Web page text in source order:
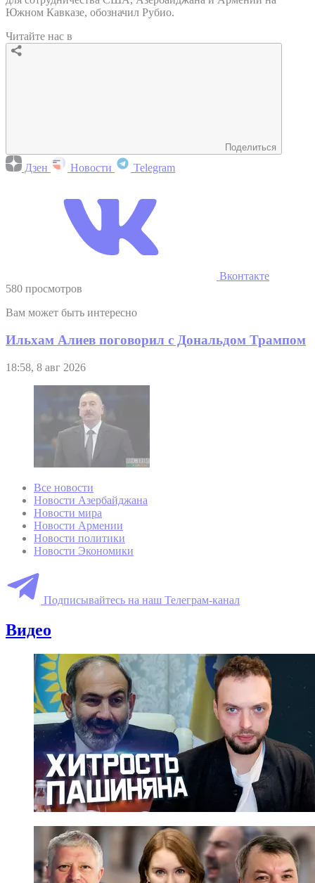
Южном Кавказе, обозначил Рубио.
Читайте нас в
Поделиться
Дзен Новости Telegram
Вконтакте
580 просмотров
Вам может быть интересно
Ильхам Алиев поговорил с Дональдом Трампом
18:58, 8 авг 2026
Все новости
Новости Азербайджана
Новости мира
Новости Армении
Новости политики
Новости Экономики
Подписывайтесь на наш Телеграм-канал
Видео